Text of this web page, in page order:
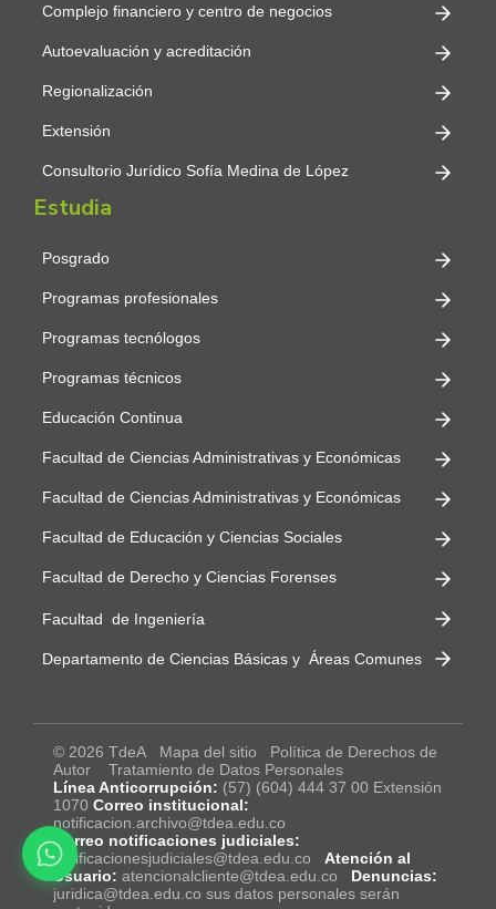
Complejo financiero y centro de negocios
Autoevaluación y acreditación
Regionalización
Extensión
Consultorio Jurídico Sofía Medina de López
Estudia
Posgrado
Programas profesionales
Programas tecnólogos
Programas técnicos
Educación Continua
Facultad de Ciencias Administrativas y Económicas
Facultad de Ciencias Administrativas y Económicas
Facultad de Educación y Ciencias Sociales
Facultad de Derecho y Ciencias Forenses
Facultad de Ingeniería
Departamento de Ciencias Básicas y Áreas Comunes
© 2026 TdeA Mapa del sitio
Política de Derechos de
Autor
Tratamiento de Datos Personales
Línea Anticorrupción: (57) (604) 444 37 00 Extensión
1070 Correo institucional:
notificacion.archivo@tdea.edu.co
Correo notificaciones judiciales:
notificacionesjudiciales@tdea.edu.co
Atención al
Usuario: atencionalcliente@tdea.edu.co
Denuncias:
juridica@tdea.edu.co sus datos personales serán